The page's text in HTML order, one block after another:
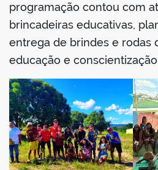
programação contou com
brincadeiras educativas,
entrega de brindes e rodas
educação e